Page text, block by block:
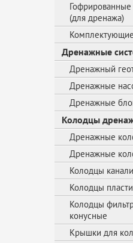
(для дренажа)
Дренажные
Дренажный
Дренажные
Дренажные
Колодцы
Дренажные
Дренажные
Колодцы
Колодцы
Колодцы
конусные
Крышки для